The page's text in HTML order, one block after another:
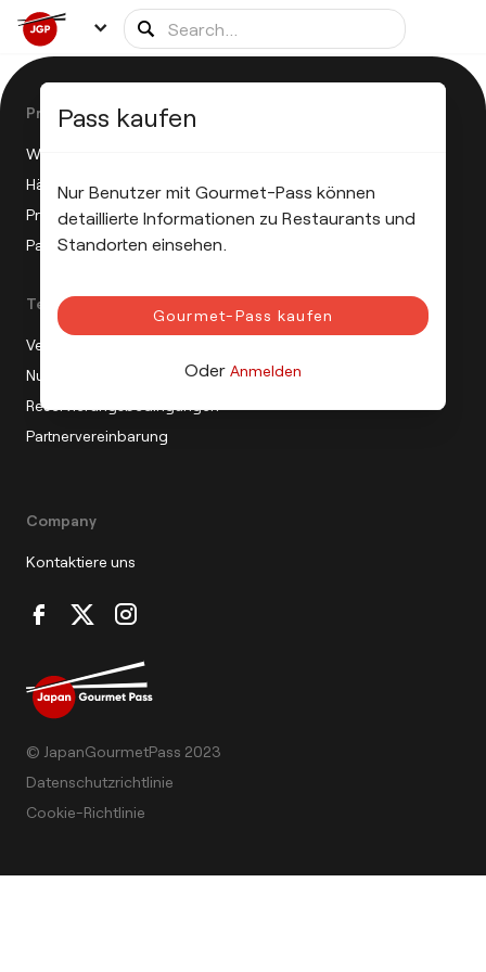
Pass kaufen
Nur Benutzer mit Gourmet-Pass können
detaillierte Informationen zu Restaurants und
Standorten einsehen.
Gourmet-Pass kaufen
Oder Anmelden
Product
Wie funktioniert die JGP?
Häufig gestellte Fragen
Pressemitteilung
Partnerprogramm
Terms
Verkaufsbedingungen
Nutzungsbedingungen
Reservierungsbedingungen
Partnervereinbarung
Company
Kontaktiere uns
© JapanGourmetPass 2023
Datenschutzrichtlinie
Cookie-Richtlinie